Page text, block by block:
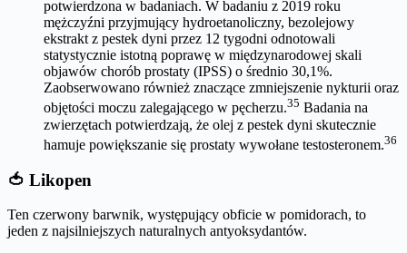
potwierdzona w badaniach. W badaniu z 2019 roku
mężczyźni przyjmujący hydroetanoliczny, bezolejowy
ekstrakt z pestek dyni przez 12 tygodni odnotowali
statystycznie istotną poprawę w międzynarodowej skali
objawów chorób prostaty (IPSS) o średnio 30,1%.
Zaobserwowano również znaczące zmniejszenie nykturii oraz
objętości moczu zalegającego w pęcherzu.35 Badania na
zwierzętach potwierdzają, że olej z pestek dyni skutecznie
hamuje powiększanie się prostaty wywołane testosteronem.36
🍅 Likopen
Ten czerwony barwnik, występujący obficie w pomidorach, to
jeden z najsilniejszych naturalnych antyoksydantów.